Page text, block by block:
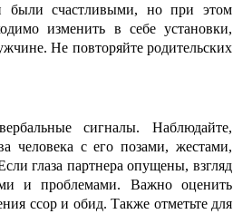
были счастливыми, но при этом
изменить в себе установки,
Не повторяйте родительских
сигналы. Наблюдайте,
человека с его позами, жестами,
глаза партнера опущены, взгляд
и проблемами. Важно оценить
ссор и обид. Также отметьте для